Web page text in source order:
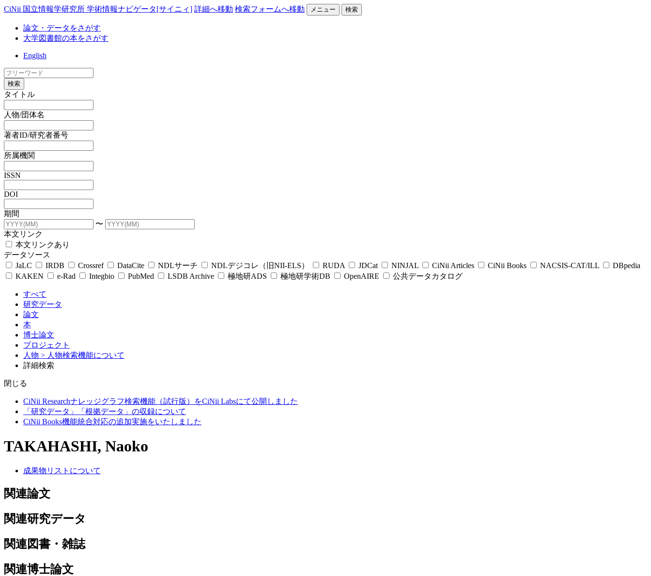
CiNii 国立情報学研究所 学術情報ナビゲータ[サイニィ] 詳細へ移動 検索フォームへ移動 メニュー 検索
論文・データをさがす
大学図書館の本をさがす
English
検索
タイトル
人物/団体名
著者ID/研究者番号
所属機関
ISSN
DOI
期間
〜
本文リンク
本文リンクあり
データソース
JaLC
IRDB Crossref DataCite NDLサーチ NDLデジコレ（旧NII-ELS） RUDA JDCat NINJAL CiNii Articles CiNii Books NACSIS-CAT/ILL
DBpedia
KAKEN
e-Rad Integbio PubMed LSDB Archive 極地研ADS 極地研学術DB OpenAIRE 公共データカタログ
すべて
研究データ
論文
本
博士論文
プロジェクト
人物 > 人物検索機能について
詳細検索
閉じる
CiNii Researchナレッジグラフ検索機能（試行版）をCiNii Labsにて公開しました
「研究データ」「根拠データ」の収録について
CiNii Books機能統合対応の追加実施をいたしました
TAKAHASHI, Naoko
成果物リストについて
関連論文
関連研究データ
関連図書・雑誌
関連博士論文